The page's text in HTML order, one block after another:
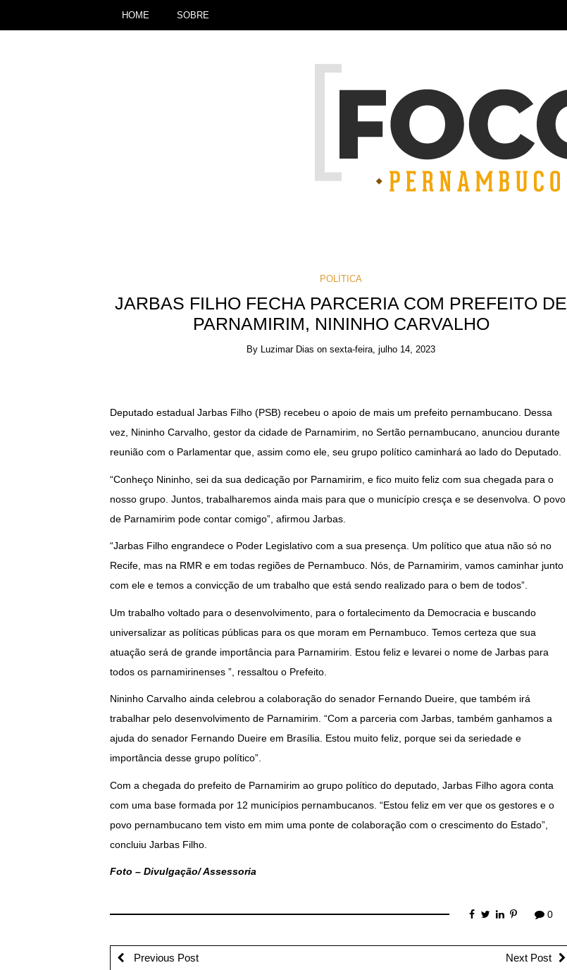
HOME SOBRE
POLÍTICA
JARBAS FILHO FECHA PARCERIA COM PREFEITO DE
PARNAMIRIM, NININHO CARVALHO
By Luzimar Dias onsexta-feira, julho 14, 2023
Deputado estadual Jarbas Filho (PSB) recebeu o apoio de mais um prefeito pernambucano. Dessa
vez, Nininho Carvalho, gestor da cidade de Parnamirim, no Sertão pernambucano, anunciou durante
reunião com o Parlamentar que, assim como ele, seu grupo político caminhará ao lado do Deputado.
“Conheço Nininho, sei da sua dedicação por Parnamirim, e fico muito feliz com sua chegada para o
nosso grupo. Juntos, trabalharemos ainda mais para que o município cresça e se desenvolva. O povo
de Parnamirim pode contar comigo”, afirmou Jarbas.
“Jarbas Filho engrandece o Poder Legislativo com a sua presença. Um político que atua não só no
Recife, mas na RMR e em todas regiões de Pernambuco. Nós, de Parnamirim, vamos caminhar junto
com ele e temos a convicção de um trabalho que está sendo realizado para o bem de todos”.
Um trabalho voltado para o desenvolvimento, para o fortalecimento da Democracia e buscando
universalizar as políticas públicas para os que moram em Pernambuco. Temos certeza que sua
atuação será de grande importância para Parnamirim. Estou feliz e levarei o nome de Jarbas para
todos os parnamirinenses ”, ressaltou o Prefeito.
Nininho Carvalho ainda celebrou a colaboração do senador Fernando Dueire, que também irá
trabalhar pelo desenvolvimento de Parnamirim. “Com a parceria com Jarbas, também ganhamos a
ajuda do senador Fernando Dueire em Brasília. Estou muito feliz, porque sei da seriedade e
importância desse grupo político”.
Com a chegada do prefeito de Parnamirim ao grupo político do deputado, Jarbas Filho agora conta
com uma base formada por 12 municípios pernambucanos. “Estou feliz em ver que os gestores e o
povo pernambucano tem visto em mim uma ponte de colaboração com o crescimento do Estado”,
concluiu Jarbas Filho.
Foto – Divulgação/ Assessoria
0
Previous Post Next Post